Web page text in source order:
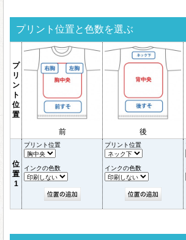
プリント位置と色数を選ぶ
プ
リ
ン
ト
位
置
前
後
位
置
1
プリント位置
インクの色数
プリント位置
インクの色数